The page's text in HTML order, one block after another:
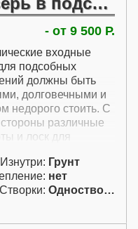
появятся
Грунт
серым или красно-
Если требуется
то грунтованые
не подойдут, и
выбрать двери с
эмалью или
покрытием.
- от 9 500 Р.
входные
подсобных
должны быть
долговечными и
недорого стоить. С
стороны различные
и лоск для
в подсобку не очень
Здесь как раз
такой вариант
грунтованной двери
ручками и
Изнутри: Грунт
нет
Створки:
Одностворчатая (А)